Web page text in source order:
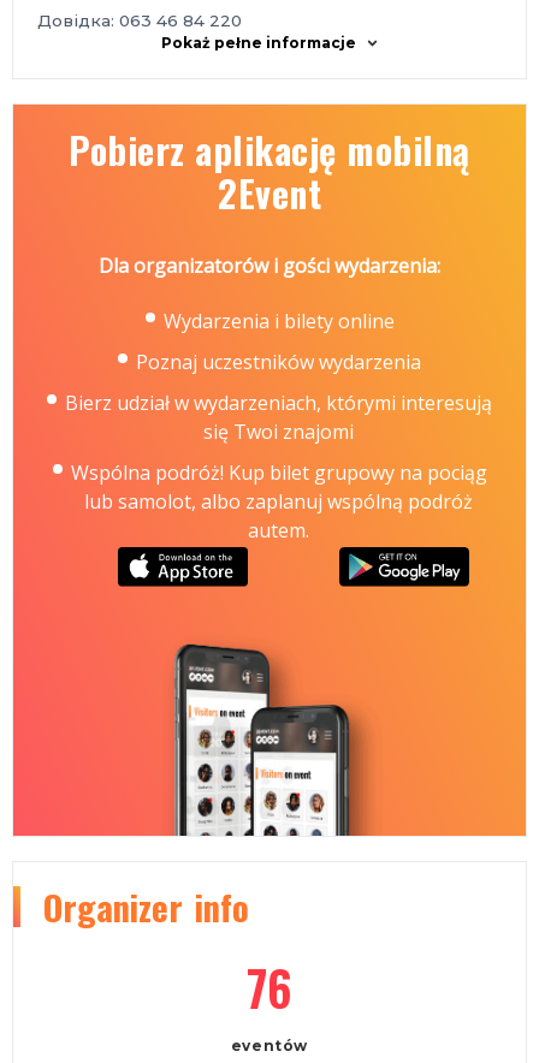
Довідка: 063 46 84 220
Pokaż pełne informacje
Pobierz aplikację mobilną
2Event
Dla organizatorów i gości wydarzenia:
Wydarzenia i bilety online
Poznaj uczestników wydarzenia
Bierz udział w wydarzeniach, którymi interesują
się Twoi znajomi
Wspólna podróż! Kup bilet grupowy na pociąg
lub samolot, albo zaplanuj wspólną podróż
autem.
Organizer info
76
eventów